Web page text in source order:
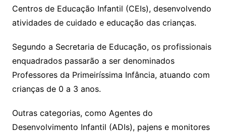
Centros de Educação Infantil (CEIs), desenvolvendo
atividades de cuidado e educação das crianças.
Segundo a Secretaria de Educação, os profissionais
enquadrados passarão a ser denominados
Professores da Primeiríssima Infância, atuando com
crianças de 0 a 3 anos.
Outras categorias, como Agentes do
Desenvolvimento Infantil (ADIs), pajens e monitores